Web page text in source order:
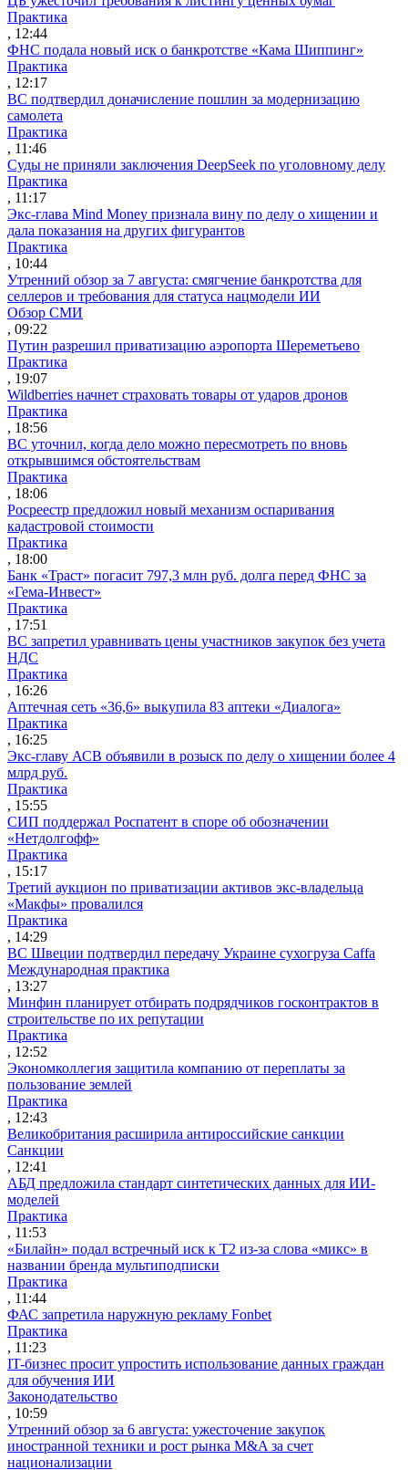
Практика
, 12:44
ФНС подала новый иск о банкротстве «Кама Шиппинг»
Практика
, 12:17
ВС подтвердил доначисление пошлин за модернизацию
самолета
Практика
, 11:46
Суды не приняли заключения DeepSeek по уголовному делу
Практика
, 11:17
Экс-глава Mind Money признала вину по делу о хищении и
дала показания на других фигурантов
Практика
, 10:44
Утренний обзор за 7 августа: смягчение банкротства для
селлеров и требования для статуса нацмодели ИИ
Обзор СМИ
, 09:22
Путин разрешил приватизацию аэропорта Шереметьево
Практика
, 19:07
Wildberries начнет страховать товары от ударов дронов
Практика
, 18:56
ВС уточнил, когда дело можно пересмотреть по вновь
открывшимся обстоятельствам
Практика
, 18:06
Росреестр предложил новый механизм оспаривания
кадастровой стоимости
Практика
, 18:00
Банк «Траст» погасит 797,3 млн руб. долга перед ФНС за
«Гема-Инвест»
Практика
, 17:51
ВС запретил уравнивать цены участников закупок без учета
НДС
Практика
, 16:26
Аптечная сеть «36,6» выкупила 83 аптеки «Диалога»
Практика
, 16:25
Экс-главу АСВ объявили в розыск по делу о хищении более 4
млрд руб.
Практика
, 15:55
СИП поддержал Роспатент в споре об обозначении
«Нетдолгофф»
Практика
, 15:17
Третий аукцион по приватизации активов экс-владельца
«Макфы» провалился
Практика
, 14:29
ВС Швеции подтвердил передачу Украине сухогруза Caffa
Международная практика
, 13:27
Минфин планирует отбирать подрядчиков госконтрактов в
строительстве по их репутации
Практика
, 12:52
Экономколлегия защитила компанию от переплаты за
пользование землей
Практика
, 12:43
Великобритания расширила антироссийские санкции
Санкции
, 12:41
АБД предложила стандарт синтетических данных для ИИ-
моделей
Практика
, 11:53
«Билайн» подал встречный иск к Т2 из-за слова «микс» в
названии бренда мультиподписки
Практика
, 11:44
ФАС запретила наружную рекламу Fonbet
Практика
, 11:23
IT-бизнес просит упростить использование данных граждан
для обучения ИИ
Законодательство
, 10:59
Утренний обзор за 6 августа: ужесточение закупок
иностранной техники и рост рынка M&A за счет
национализации